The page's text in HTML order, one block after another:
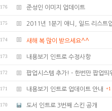
176 준성인 이미지 업데이트
175 2011년 1분기 애니, 일드 리스트
174 새해 복 많이 받으세요^^
173 내용보기 인트로 수정사항
172 팝업시스템 추가! - 한번만 팝업띄
171 내용보기 인트로 업데이트 안내 +1
170 도서 인트로 3번째 스킨 공개